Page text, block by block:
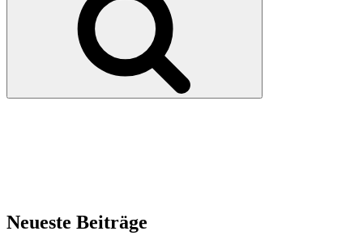
Neueste Beiträge